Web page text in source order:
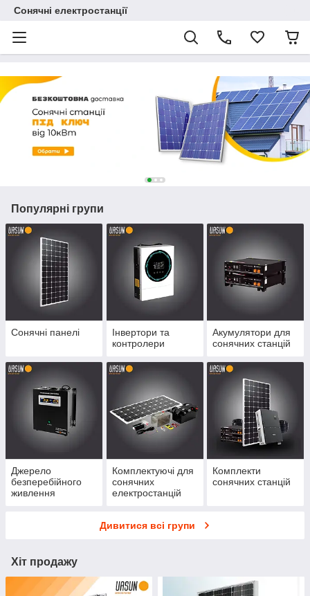
Сонячні електростанції
Популярні групи
Сонячні панелі
Інвертори та
контролери
Акумулятори для
сонячних станцій
Джерело
безперебійного
живлення
Комплектуючі для
сонячних
електростанцій
Комплекти
сонячних станцій
Дивитися всі групи
Хіт продажу